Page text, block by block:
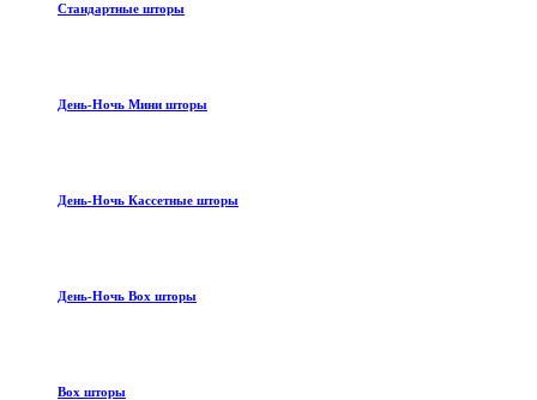
Стандартные шторы
День-Ночь Мини шторы
День-Ночь Кассетные шторы
День-Ночь Box шторы
Box шторы